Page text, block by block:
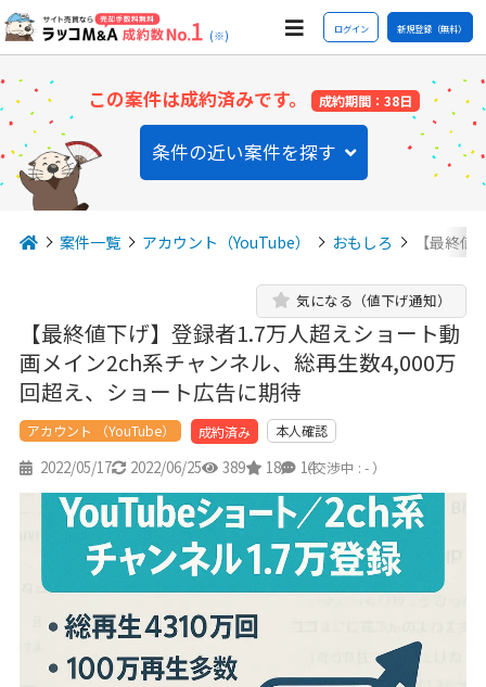
(※) ログイン 新規登録（無料）
この案件は成約済みです。 成約期間：38日
条件の近い案件を探す
案件一覧 アカウント（YouTube） おもしろ 【最終
【最終値下げ】登録者1.7万人超えショート動
画メイン2ch系チャンネル、総再生数4,000万
回超え、ショート広告に期待
気になる（値下げ通知）
アカウント （YouTube） 成約済み 本人確認
2022/05/17 2022/06/25 389 18 14
（交渉中 : - ）